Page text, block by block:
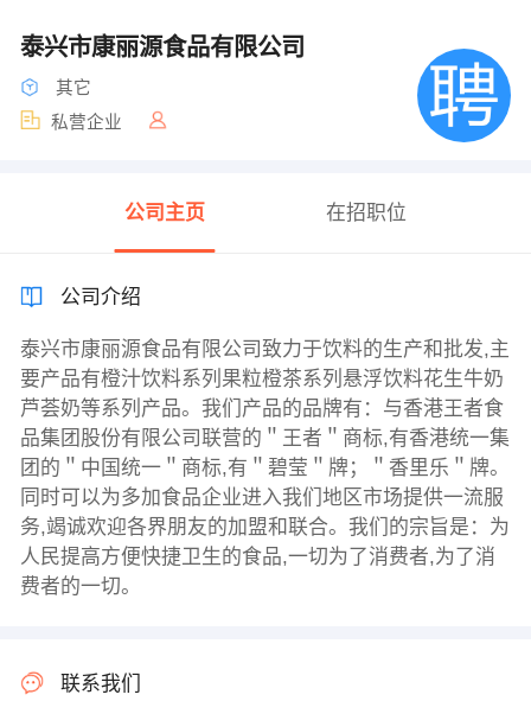
泰兴市康丽源食品有限公司
其它
私营企业
公司主页 在招职位
公司介绍
泰兴市康丽源食品有限公司致力于饮料的生产和批发,主
要产品有橙汁饮料系列果粒橙茶系列悬浮饮料花生牛奶
芦荟奶等系列产品。我们产品的品牌有：与香港王者食
品集团股份有限公司联营的＂王者＂商标,有香港统一集
团的＂中国统一＂商标,有＂碧莹＂牌；＂香里乐＂牌。
同时可以为多加食品企业进入我们地区市场提供一流服
务,竭诚欢迎各界朋友的加盟和联合。我们的宗旨是：为
人民提高方便快捷卫生的食品,一切为了消费者,为了消
费者的一切。
联系我们